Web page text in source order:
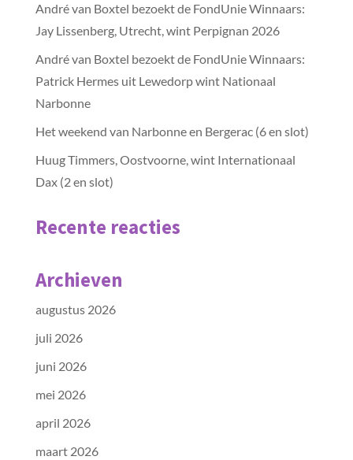
André van Boxtel bezoekt de FondUnie Winnaars:
Jay Lissenberg, Utrecht, wint Perpignan 2026
André van Boxtel bezoekt de FondUnie Winnaars:
Patrick Hermes uit Lewedorp wint Nationaal
Narbonne
Het weekend van Narbonne en Bergerac (6 en slot)
Huug Timmers, Oostvoorne, wint Internationaal
Dax (2 en slot)
Recente reacties
Archieven
augustus 2026
juli 2026
juni 2026
mei 2026
april 2026
maart 2026